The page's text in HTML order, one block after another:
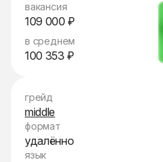
вакансия
109 000 ₽
в среднем
100 353 ₽
грейд
middle
формат
удалённо
язык